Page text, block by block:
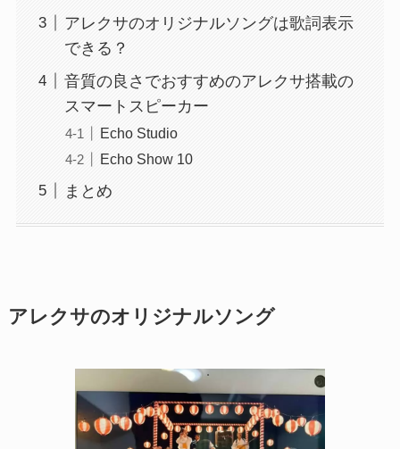
アレクサのオリジナルソングは歌詞表示
できる？
音質の良さでおすすめのアレクサ搭載の
スマートスピーカー
Echo Studio
Echo Show 10
まとめ
アレクサのオリジナルソング